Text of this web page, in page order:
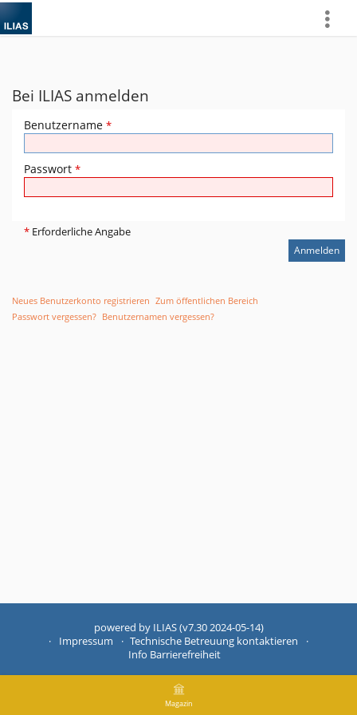
more
Magazin
Bei ILIAS anmelden
Benutzername *
Passwort *
* Erforderliche Angabe
Neues Benutzerkonto registrieren Zum öffentlichen Bereich
Passwort vergessen? Benutzernamen vergessen?
powered by ILIAS (v7.30 2024-05-14)
Impressum
Technische Betreuung kontaktieren
Info Barrierefreiheit